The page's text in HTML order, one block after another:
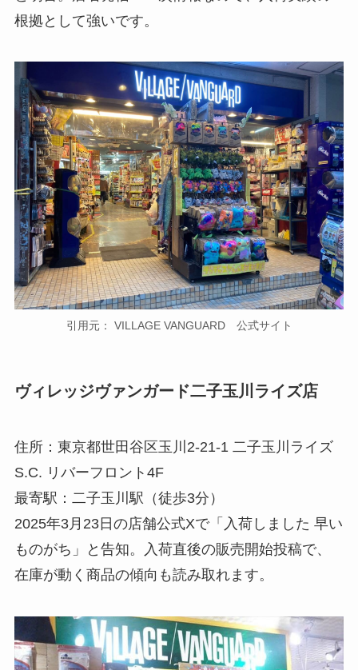
根拠として強いです。
引用元： VILLAGE VANGUARD 公式サイト
ヴィレッジヴァンガード二子玉川ライズ店
住所：東京都世田谷区玉川2-21-1 二子玉川ライズ
S.C. リバーフロント4F
最寄駅：二子玉川駅（徒歩3分）
2025年3月23日の店舗公式Xで「入荷しました 早い
ものがち」と告知。入荷直後の販売開始投稿で、
在庫が動く商品の傾向も読み取れます。